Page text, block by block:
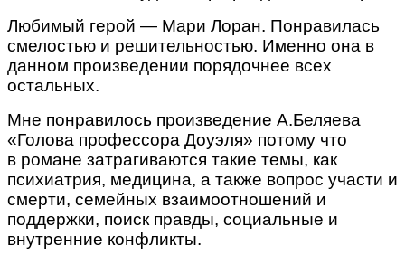
Любимый герой — Мари Лоран. Понравилась
смелостью и решительностью. Именно она в
данном произведении порядочнее всех
остальных.
Мне понравилось произведение А.Беляева
«Голова профессора Доуэля» потому что
в романе затрагиваются такие темы, как
психиатрия, медицина, а также вопрос участи и
смерти, семейных взаимоотношений и
поддержки, поиск правды, социальные и
внутренние конфликты.